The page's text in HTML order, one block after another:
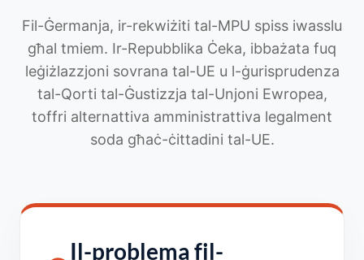
Fil-Ġermanja, ir-rekwiżiti tal-MPU spiss iwasslu
għal tmiem. Ir-Repubblika Ċeka, ibbażata fuq
leġiżlazzjoni sovrana tal-UE u l-ġurisprudenza
tal-Qorti tal-Ġustizzja tal-Unjoni Ewropea,
toffri alternattiva amministrattiva legalment
soda għaċ-ċittadini tal-UE.
Il-problema fil-